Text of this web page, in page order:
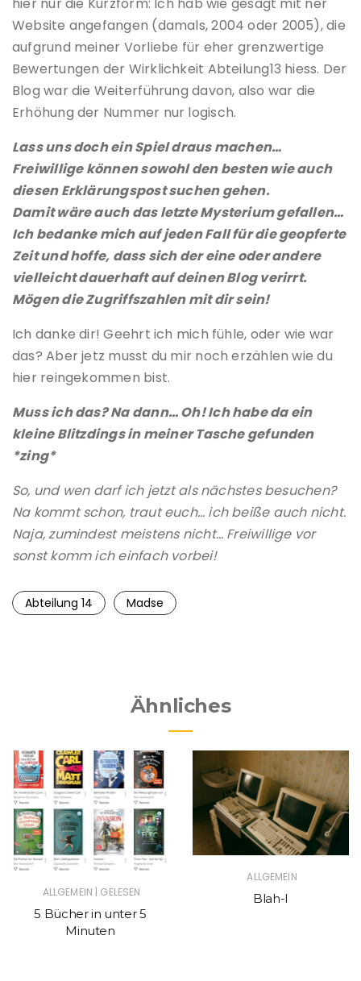
hier nur die Kurzform: Ich hab wie gesagt mit ner
Website angefangen (damals, 2004 oder 2005), die
aufgrund meiner Vorliebe für eher grenzwertige
Bewertungen der Wirklichkeit Abteilung13 hiess. Der
Blog war die Weiterführung davon, also war die
Erhöhung der Nummer nur logisch.
Lass uns doch ein Spiel draus machen…
Freiwillige können sowohl den besten wie auch
diesen Erklärungspost suchen gehen.
Damit wäre auch das letzte Mysterium gefallen…
Ich bedanke mich auf jeden Fall für die geopferte
Zeit und hoffe, dass sich der eine oder andere
vielleicht dauerhaft auf deinen Blog verirrt.
Mögen die Zugriffszahlen mit dir sein!
Ich danke dir! Geehrt ich mich fühle, oder wie war
das? Aber jetz musst du mir noch erzählen wie du
hier reingekommen bist.
Muss ich das? Na dann… Oh! Ich habe da ein
kleine Blitzdings in meiner Tasche gefunden
*zing*
So, und wen darf ich jetzt als nächstes besuchen?
Na kommt schon, traut euch… ich beiße auch nicht.
Naja, zumindest meistens nicht… Freiwillige vor
sonst komm ich einfach vorbei!
Abteilung 14 Madse
Ähnliches
ALLGEMEIN | GELESEN
5 Bücher in unter 5
Minuten
ALLGEMEIN
Blah-I